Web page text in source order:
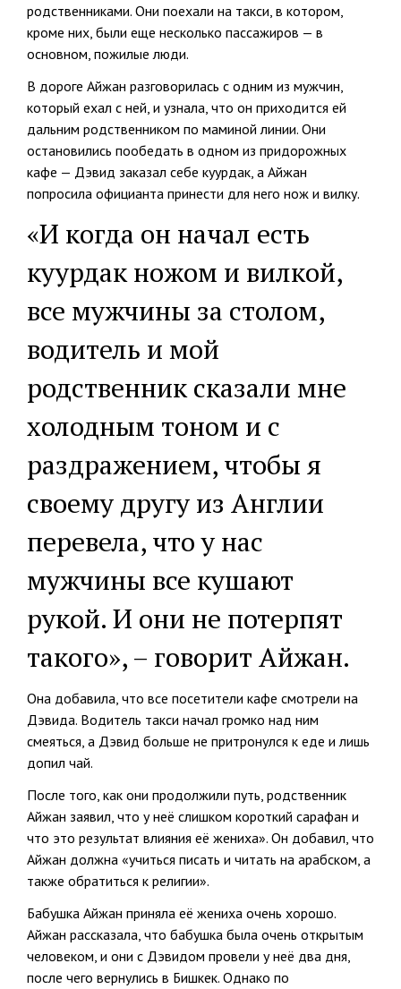
родственниками. Они поехали на такси, в котором,
кроме них, были еще несколько пассажиров — в
основном, пожилые люди.
В дороге Айжан разговорилась с одним из мужчин,
который ехал с ней, и узнала, что он приходится ей
дальним родственником по маминой линии. Они
остановились пообедать в одном из придорожных
кафе — Дэвид заказал себе куурдак, а Айжан
попросила официанта принести для него нож и вилку.
«И когда он начал есть
куурдак ножом и вилкой,
все мужчины за столом,
водитель и мой
родственник сказали мне
холодным тоном и с
раздражением, чтобы я
своему другу из Англии
перевела, что у нас
мужчины все кушают
рукой. И они не потерпят
такого», – говорит Айжан.
Она добавила, что все посетители кафе смотрели на
Дэвида. Водитель такси начал громко над ним
смеяться, а Дэвид больше не притронулся к еде и лишь
допил чай.
После того, как они продолжили путь, родственник
Айжан заявил, что у неё слишком короткий сарафан и
что это результат влияния её жениха». Он добавил, что
Айжан должна «учиться писать и читать на арабском, а
также обратиться к религии».
Бабушка Айжан приняла её жениха очень хорошо.
Айжан рассказала, что бабушка была очень открытым
человеком, и они с Дэвидом провели у неё два дня,
после чего вернулись в Бишкек. Однако по